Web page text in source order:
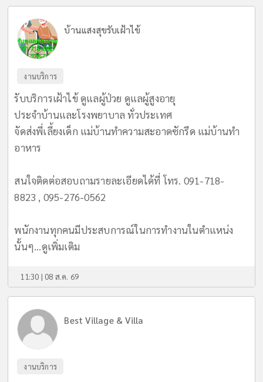
บ้านแสงสุขรับเฝ้าไข้
งานบริการ
รับบริการเฝ้าไข้ ดูแลผู้ป่วย ดูแลผู้สูงอายุ
ประจำบ้านและโรงพยาบาล ทั่วประเทศ
จัดส่งพี่เลี้ยงเด็ก แม่บ้านทำความสะอาดซักรีด แม่บ้านทำ
อาหาร
สนใจติดต่อสอบถามรายละเอียดได้ที่ โทร. 091-718-
8823 , 095-276-0562
พนักงานทุกคนมีประสบการณ์ในการทำงานในตำแหน่ง
นั้นๆ...ดูเพิ่มเติม
11:30 | 08 ส.ค. 69
Best Village & Villa
งานบริการ